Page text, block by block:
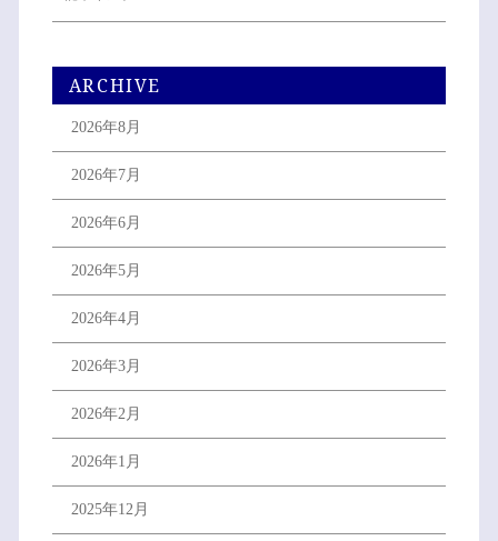
ARCHIVE
2026年8月
2026年7月
2026年6月
2026年5月
2026年4月
2026年3月
2026年2月
2026年1月
2025年12月